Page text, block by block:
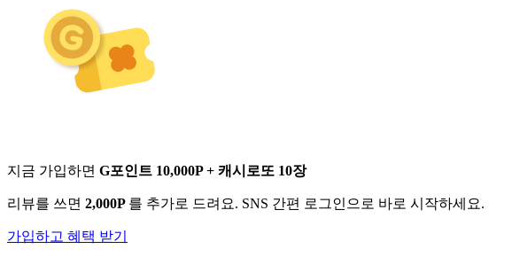
지금 가입하면 G포인트 10,000P + 캐시로또 10장
리뷰를 쓰면 2,000P 를 추가로 드려요. SNS 간편 로그인으로 바로 시작하세요.
가입하고 혜택 받기